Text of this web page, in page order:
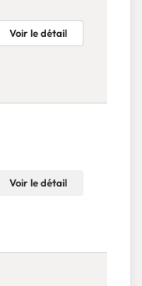
Voir le détail
Voir le détail